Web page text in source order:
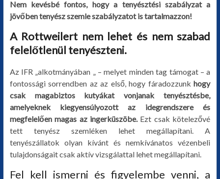
Nem kevésbé fontos, hogy a tenyésztési szabályzat a
jövőben tenyész szemle szabályzatot is tartalmazzon!
A Rottweilert nem lehet és nem szabad
felelőtlenül tenyészteni.
Az IFR „alkotmányában „ – melyet minden tag támogat – a
fontossági sorrendben az az első, hogy fáradozzunkhogy
csak magabiztos kutyákat vonjanak tenyésztésbe,
amelyeknek kiegyensúlyozott az idegrendszere és
megfelelően magas az ingerküszöbe. Ezt csak kötelezővé
tett tenyész szemléken lehet megállapítani. A
tenyészállatok olyan kívánt és nemkívánatos vézenbeli
tulajdonságait csak aktív vizsgálattal lehet megállapítani.
Fel kell ismerni és figyelembe venni, a